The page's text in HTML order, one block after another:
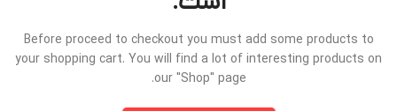
Before proceed to checkout you must add some products to
your shopping cart. You will find a lot of interesting products on
our "Shop" page.